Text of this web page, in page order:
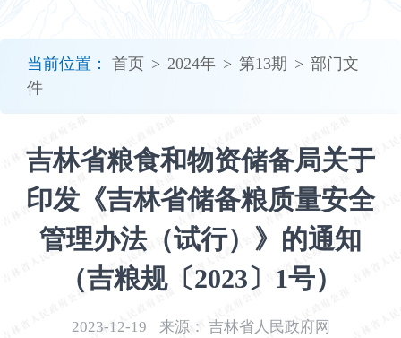
当前位置： 首页 > 2024年 > 第13期 > 部门文
件
吉林省粮食和物资储备局关于
印发《吉林省储备粮质量安全
管理办法（试行）》的通知
（吉粮规〔2023〕1号）
2023-12-19 来源： 吉林省人民政府网
明
加